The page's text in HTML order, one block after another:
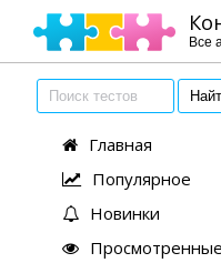
Все
Главная
Популярное
Новинки
Просмотренные